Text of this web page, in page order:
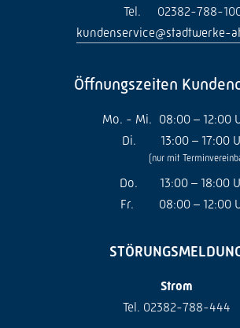
Tel.
02382-788-
kundenservice@stadtwerke-
Öffnungszeiten
Mo. - Mi. 08:00 – 12:00
Di.
13:00 – 17:00
(nur mit
Do.
13:00 – 18:00
Fr.
08:00 – 12:00
Strom
Tel. 02382-788-444